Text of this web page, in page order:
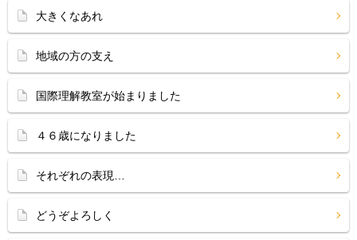
大きくなあれ
地域の方の支え
国際理解教室が始まりました
４６歳になりました
それぞれの表現…
どうぞよろしく